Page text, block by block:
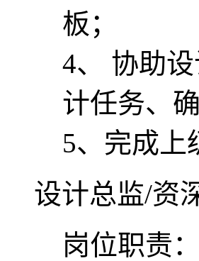
板；
4、 协助
计任务、
5、完成上
设计总监/资
岗位职责：